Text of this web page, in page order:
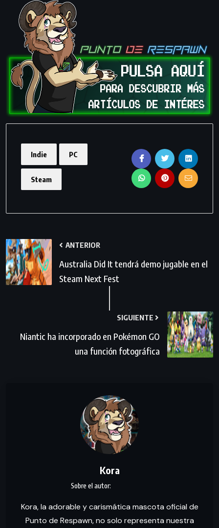
Indie PC
Steam
ANTERIOR
Australia Did It tendrá demo jugable en el
Steam Next Fest
SIGUIENTE
Niantic ha incorporado en Pokémon GO
una función fotográfica
Kora
Kora, la adorable y carismática mascota oficial de
Punto de Respawn, no solo representa nuestra